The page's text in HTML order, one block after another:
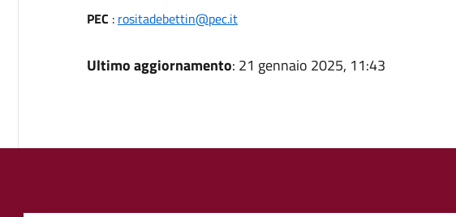
PEC : rositadebettin@pec.it
Ultimo aggiornamento: 21 gennaio 2025, 11:43